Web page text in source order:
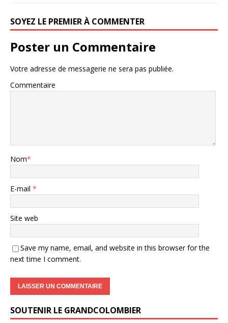
SOYEZ LE PREMIER À COMMENTER
Poster un Commentaire
Votre adresse de messagerie ne sera pas publiée.
Commentaire
Nom*
E-mail *
Site web
Save my name, email, and website in this browser for the
next time I comment.
SOUTENIR LE GRANDCOLOMBIER